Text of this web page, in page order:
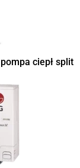
pompa ciepł split